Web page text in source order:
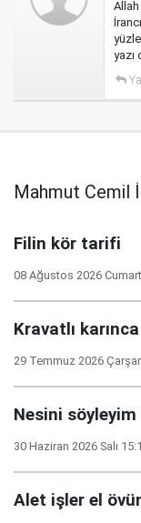
Allah
yazı
Mahmut Cemil
Filin kör tarifi
08 Ağustos 2026
Kravatlı karınca
29 Temmuz 2026
Nesini
30 Haziran 2026 Salı
Alet işler el